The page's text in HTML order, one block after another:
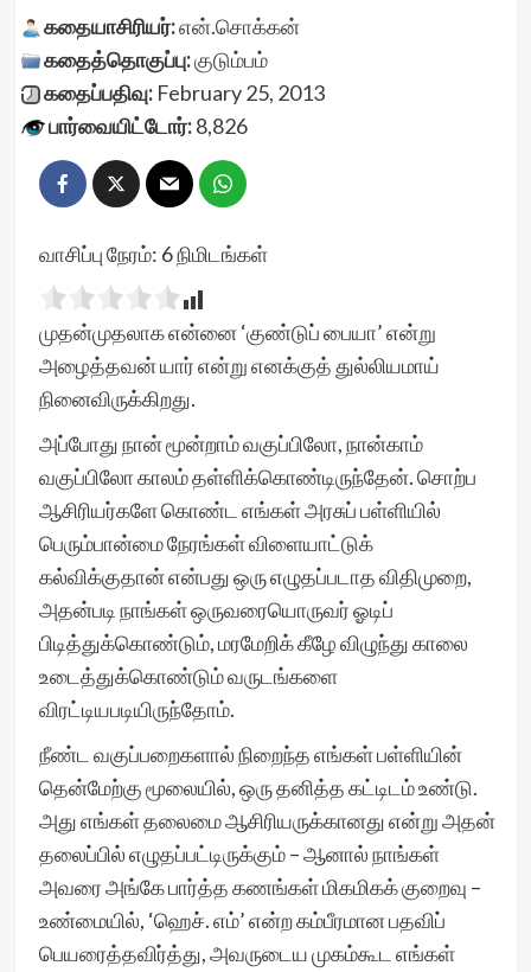
கதையாசிரியர்:என்.சொக்கன்
கதைத்தொகுப்பு:குடும்பம்
கதைப்பதிவு:February 25, 2013
பார்வையிட்டோர்:8,826
வாசிப்பு நேரம்: 6நிமிடங்கள்
முதன்முதலாக என்னை ‘குண்டுப் பையா’ என்று
அழைத்தவன் யார் என்று எனக்குத் துல்லியமாய்
நினைவிருக்கிறது.
அப்போது நான் மூன்றாம் வகுப்பிலோ, நான்காம்
வகுப்பிலோ காலம் தள்ளிக்கொண்டிருந்தேன். சொற்ப
ஆசிரியர்களே கொண்ட எங்கள் அரசுப் பள்ளியில்
பெரும்பான்மை நேரங்கள் விளையாட்டுக்
கல்விக்குதான் என்பது ஒரு எழுதப்படாத விதிமுறை,
அதன்படி நாங்கள் ஒருவரையொருவர் ஓடிப்
பிடித்துக்கொண்டும், மரமேறிக் கீழே விழுந்து காலை
உடைத்துக்கொண்டும் வருடங்களை
விரட்டியபடியிருந்தோம்.
நீண்ட வகுப்பறைகளால் நிறைந்த எங்கள் பள்ளியின்
தென்மேற்கு மூலையில், ஒரு தனித்த கட்டிடம் உண்டு.
அது எங்கள் தலைமை ஆசிரியருக்கானது என்று அதன்
தலைப்பில் எழுதப்பட்டிருக்கும் – ஆனால் நாங்கள்
அவரை அங்கே பார்த்த கணங்கள் மிகமிகக் குறைவு –
உண்மையில், ‘ஹெச். எம்’ என்ற கம்பீரமான பதவிப்
பெயரைத்தவிர்த்து, அவருடைய முகம்கூட எங்கள்